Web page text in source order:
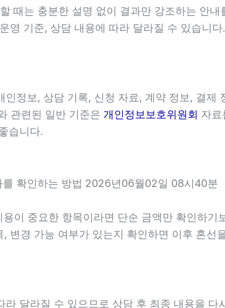
때는 충분한 설명 없이 결과만 강조하는 안
영 기준, 상담 내용에 따라 달라질 수 있습니
인정보, 상담 기록, 신청 자료, 계약 정보, 결
관련된 일반 기준은 개인정보보호위원회 자료
습니다.
를 확인하는 방법 2026년06월02일 08시40분
용이 중요한 항목이라면 단순 금액만 확인하
변경 가능 여부가 있는지 확인하면 이후 혼
라 달라질 수 있으므로 상담 후 최종 내용을